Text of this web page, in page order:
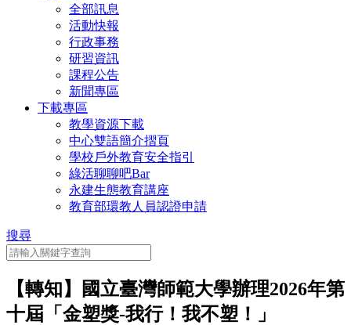
全部訊息
活動快報
行政事務
研習資訊
課程公告
新聞專區
下載專區
教學資源下載
中心雙語簡介摺頁
學校戶外教育安全指引
綠活聊聊吧Bar
永建生態教育講座
教育部環教人員認證申請
搜尋
【轉知】國立臺灣師範大學辦理2026年第
十屆「金塑獎-我行！我不塑！」